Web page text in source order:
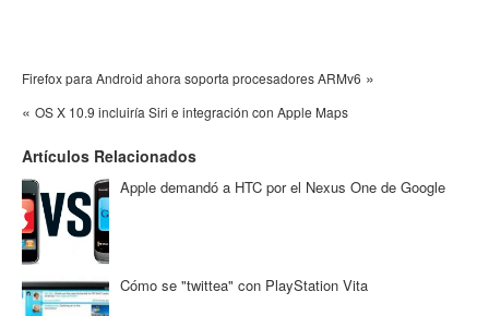
Firefox para Android ahora soporta procesadores ARMv6 »
« OS X 10.9 incluiría Siri e integración con Apple Maps
Artículos Relacionados
Apple demandó a HTC por el Nexus One de Google
Cómo se "twittea" con PlayStation Vita